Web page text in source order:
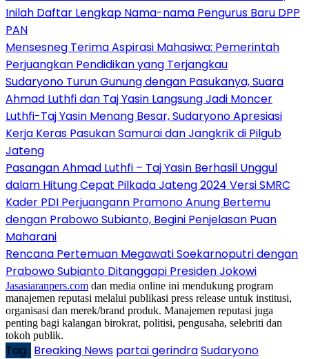
Inilah Daftar Lengkap Nama-nama Pengurus Baru DPP
PAN
Mensesneg Terima Aspirasi Mahasiwa: Pemerintah
Perjuangkan Pendidikan yang Terjangkau
Sudaryono Turun Gunung dengan Pasukanya, Suara
Ahmad Luthfi dan Taj Yasin Langsung Jadi Moncer
Luthfi-Taj Yasin Menang Besar, Sudaryono Apresiasi
Kerja Keras Pasukan Samurai dan Jangkrik di Pilgub
Jateng
Pasangan Ahmad Luthfi – Taj Yasin Berhasil Unggul
dalam Hitung Cepat Pilkada Jateng 2024 Versi SMRC
Kader PDI Perjuangann Pramono Anung Bertemu
dengan Prabowo Subianto, Begini Penjelasan Puan
Maharani
Rencana Pertemuan Megawati Soekarnoputri dengan
Prabowo Subianto Ditanggapi Presiden Jokowi
Jasasiaranpers.com dan media online ini mendukung program
manajemen reputasi melalui publikasi press release untuk institusi,
organisasi dan merek/brand produk. Manajemen reputasi juga
penting bagi kalangan birokrat, politisi, pengusaha, selebriti dan
tokoh publik.
Tag : Breaking News partai gerindraSudaryono